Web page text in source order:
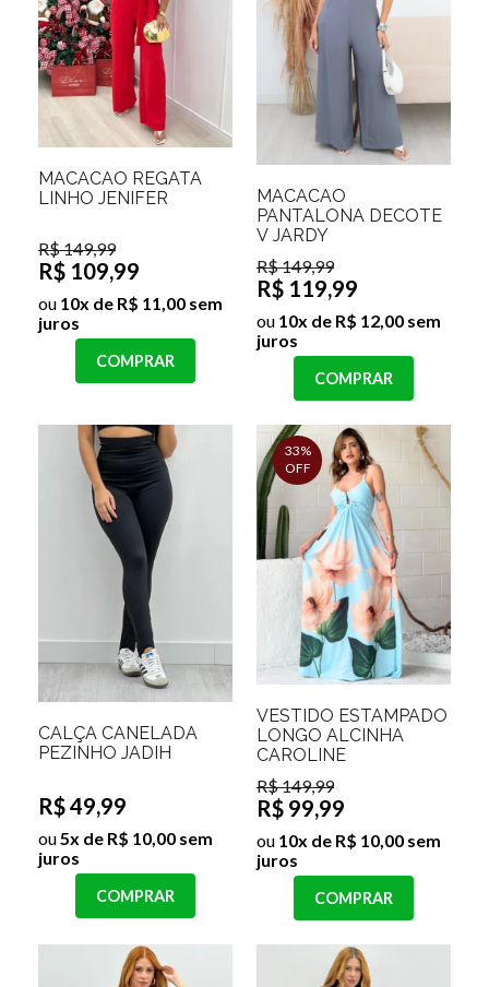
MACACÃO REGATA
LINHO JENIFER
R$ 149,99
R$ 109,99
ou 10x de R$ 11,00 sem
juros
COMPRAR
MACACÃO
PANTALONA DECOTE
V JARDY
R$ 149,99
R$ 119,99
ou 10x de R$ 12,00 sem
juros
COMPRAR
CALÇA CANELADA
PEZINHO JADIH
R$ 49,99
ou5x de R$ 10,00 sem
juros
COMPRAR
33%
OFF
VESTIDO ESTAMPADO
LONGO ALCINHA
CAROLINE
R$ 149,99
R$ 99,99
ou 10x de R$ 10,00 sem
juros
COMPRAR